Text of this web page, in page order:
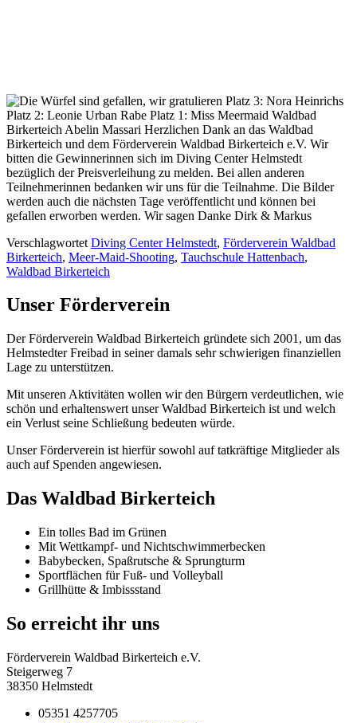
Verschlagwortet Diving Center Helmstedt, Förderverein Waldbad
Birkerteich, Meer-Maid-Shooting, Tauchschule Hattenbach,
Waldbad Birkerteich
Unser Förderverein
Der Förderverein Waldbad Birkerteich gründete sich 2001, um das
Helmstedter Freibad in seiner damals sehr schwierigen finanziellen
Lage zu unterstützen.
Mit unseren Aktivitäten wollen wir den Bürgern verdeutlichen, wie
schön und erhaltenswert unser Waldbad Birkerteich ist und welch
ein Verlust seine Schließung bedeuten würde.
Unser Förderverein ist hierfür sowohl auf tatkräftige Mitglieder als
auch auf Spenden angewiesen.
Das Waldbad Birkerteich
Ein tolles Bad im Grünen
Mit Wettkampf- und Nichtschwimmerbecken
Babybecken, Spaßrutsche & Sprungturm
Sportflächen für Fuß- und Volleyball
Grillhütte & Imbissstand
So erreicht ihr uns
Förderverein Waldbad Birkerteich e.V.
Steigerweg 7
38350 Helmstedt
05351 4257705